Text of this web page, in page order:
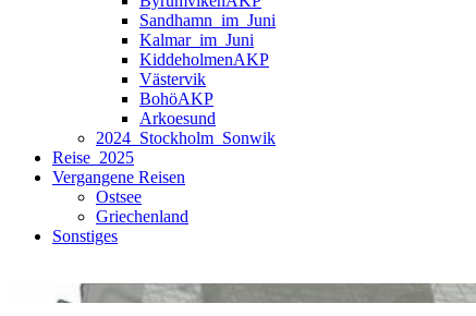
Sandhamn_im_Juni
Kalmar_im_Juni
KiddeholmenAKP
Västervik
BohöAKP
Arkoesund
2024_Stockholm_Sonwik
Reise_2025
Vergangene Reisen
Ostsee
Griechenland
Sonstiges